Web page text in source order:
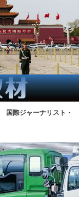
国際ジャーナリスト・